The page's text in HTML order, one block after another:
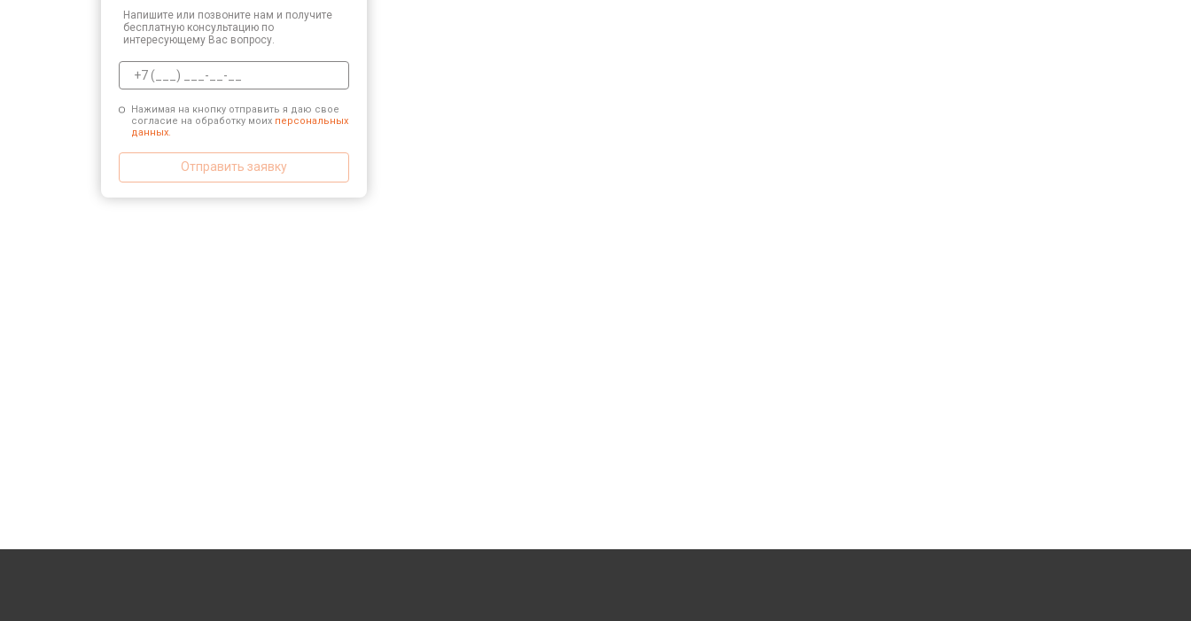
Напишите или позвоните нам и получите
бесплатную консультацию по
интересующему Вас вопросу.
Нажимая на кнопку отправить я даю свое
согласие на обработку моих персональных
данных.
Отправить заявку